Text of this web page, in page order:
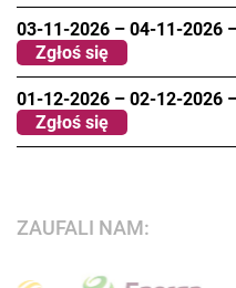
03-11-2026 – 04-11-2026
Zgłoś się
01-12-2026 – 02-12-2026
Zgłoś się
ZAUFALI NAM: